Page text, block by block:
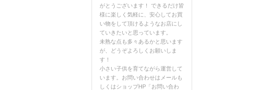
がとうございます！ できるだけ皆
様に楽しく気軽に、安心してお買
い物をして頂けるようなお店にし
ていきたいと思っています。
未熟な点も多々あるかと思います
が、どうぞよろしくお願いしま
す！
小さい子供を育てながら運営して
います。お問い合わせはメールも
しくはショップHP「お問い合わ